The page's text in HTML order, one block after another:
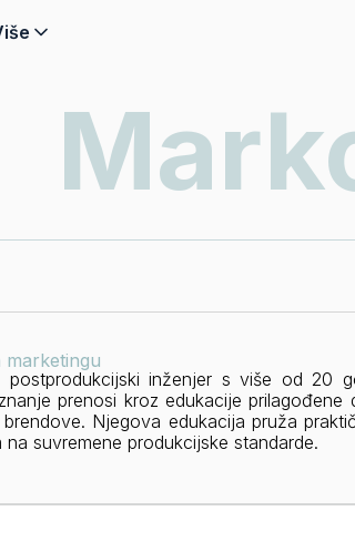
marketingu
inženjer s više od 20
prenosi kroz edukacije prilagođene
Njegova edukacija pruža
suvremene produkcijske standarde.